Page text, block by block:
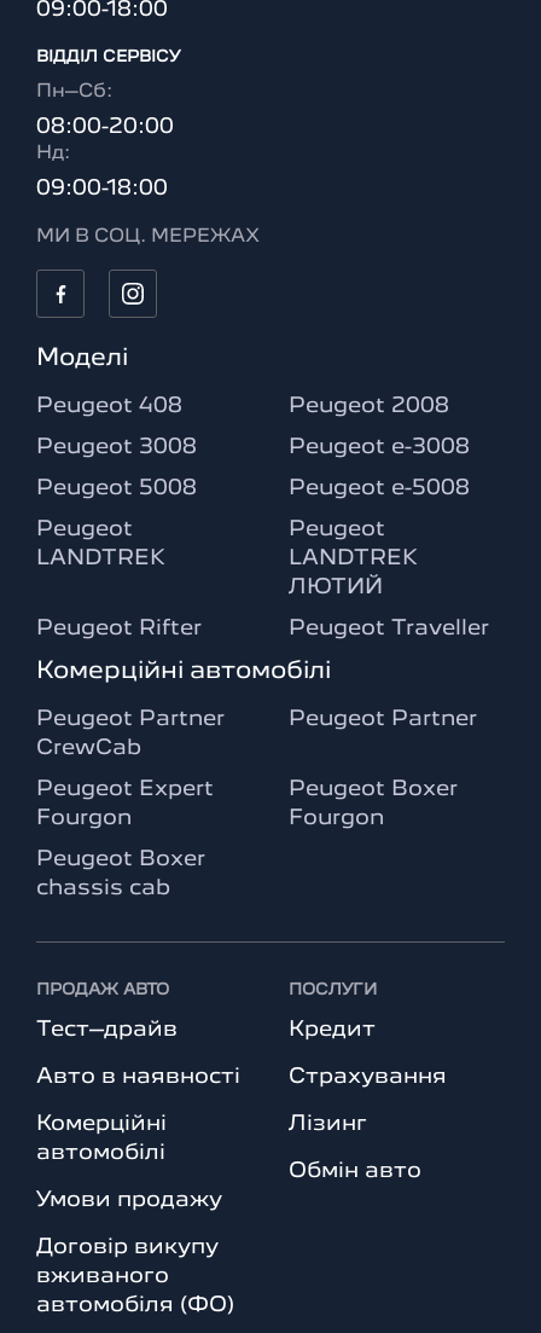
09:00-18:00
ВІДДІЛ CЕРВІСУ
Пн–Сб:
08:00-20:00
Нд:
09:00-18:00
МИ В СОЦ. МЕРЕЖАХ
Моделі
Peugeot 408 Peugeot 2008
Peugeot 3008 Peugeot e-3008
Peugeot 5008 Peugeot e-5008
Peugeot
LANDTREK
Peugeot
LANDTREK
ЛЮТИЙ
Peugeot Rifter Peugeot Traveller
Комерційні автомобілі
Peugeot Partner
CrewCab
Peugeot Partner
Peugeot Expert
Fourgon
Peugeot Boxer
Fourgon
Peugeot Boxer
chassis cab
ПРОДАЖ АВТО
Тест–драйв
Авто в наявності
Комерційні
автомобілі
Умови продажу
Договір викупу
вживаного
автомобіля (ФО)
ПОСЛУГИ
Кредит
Страхування
Лізинг
Обмін авто